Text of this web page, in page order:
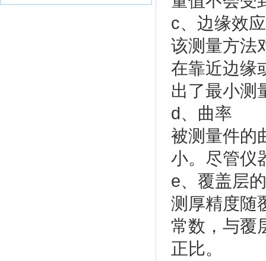
c、边缘效应
该测量方法
在靠近边缘
出了最小测
d、曲率
被测量件的
小。尽管仪
e、覆盖层
测厚精度随
常数，与覆
正比。